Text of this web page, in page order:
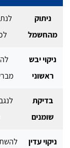
ניתוק
מהחשמל
ניקוי יבש
ראשוני
בדיקת
שומנים
ניקוי עדין